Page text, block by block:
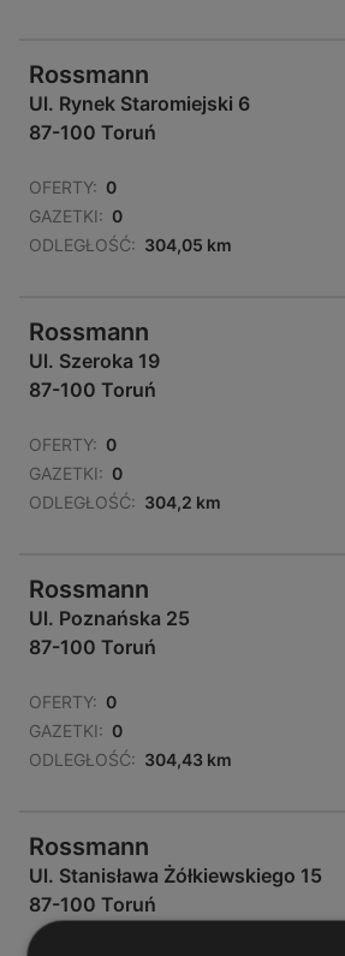
Rossmann
Ul. Rynek Staromiejski 6
87-100 Toruń
OFERTY: 0
GAZETKI: 0
ODLEGŁOŚĆ: 304,05 km
Rossmann
Ul. Szeroka 19
87-100 Toruń
OFERTY: 0
GAZETKI: 0
ODLEGŁOŚĆ: 304,2 km
Rossmann
Ul. Poznańska 25
87-100 Toruń
OFERTY: 0
GAZETKI: 0
ODLEGŁOŚĆ: 304,43 km
Rossmann
Ul. Stanisława Żółkiewskiego 15
87-100 Toruń